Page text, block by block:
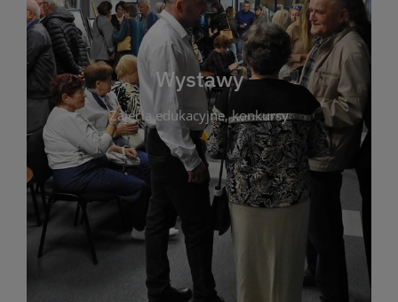
Wystawy
Zajęcia edukacyjne, konkursy
Wystawy
Biblioteka organizuje prezentujące zarówno
sztukę lokalnych twórców, jak i zbiory tematyczne.
W tej sekcji znajdziesz informacje o aktualnych
ekspozycjach oraz archiwum wystaw z
poprzednich lat. Prezentowane prace obejmują
malarstwo, fotografię, rękodzieło i inne formy
artystyczne. Każda wystawa to wyjątkowa okazja
do kontaktu z kulturą i sztuką w przestrzeni
biblioteki. Serdecznie zapraszamy wszystkich